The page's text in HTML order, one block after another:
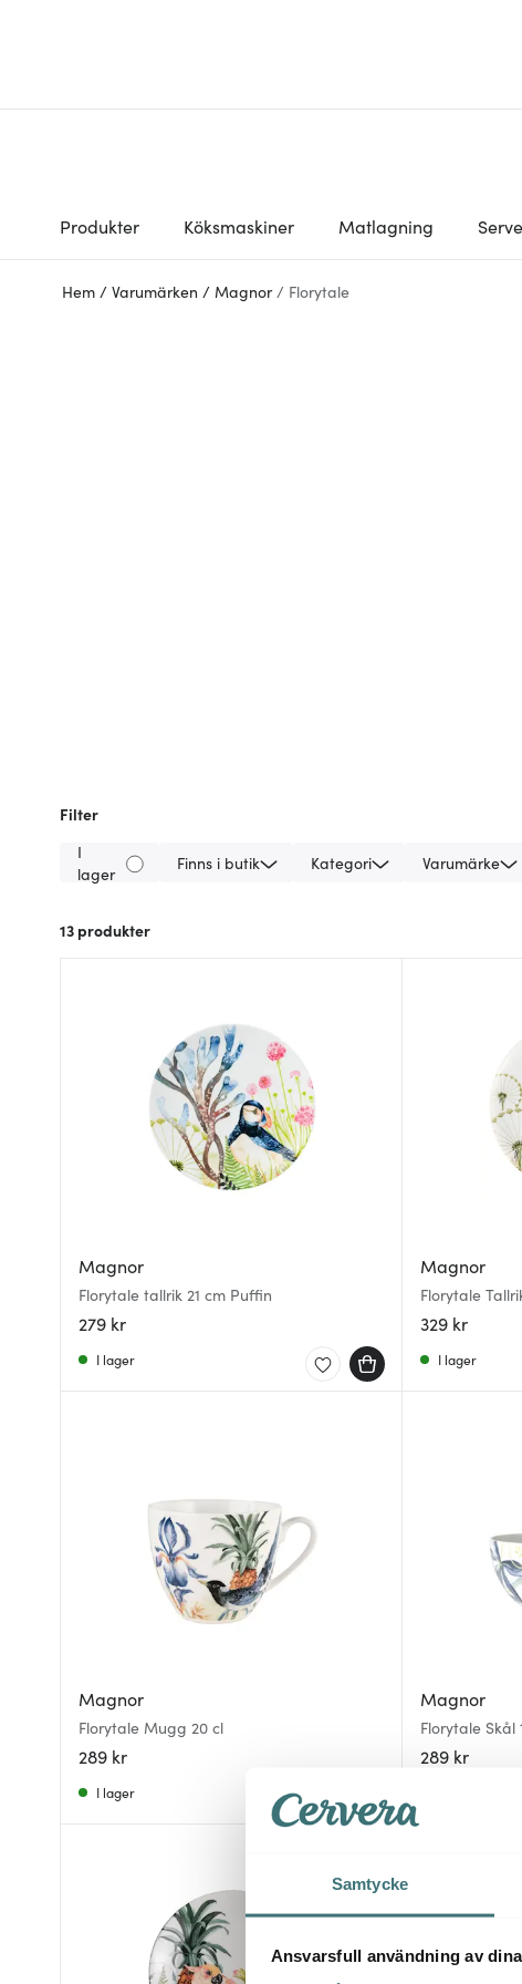
Samtycke
Ansvarsfull användning av
Produkter Köksmaskiner Matlagning
Hem / Varumärken / Magnor / Florytale
Filter
I
lager
Finns i butik Kategori Varumärke
13 produkter
Magnor
Florytale tallrik 21 cm Puffin
279 kr
I lager
Magnor
Florytale
329 kr
I lager
Magnor
Florytale Mugg 20 cl
289 kr
I lager
Magnor
Florytale Skål
289 kr